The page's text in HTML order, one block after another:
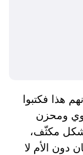
هذا فكتبوا
ومحزن
مكثّف،
دون الأم لا